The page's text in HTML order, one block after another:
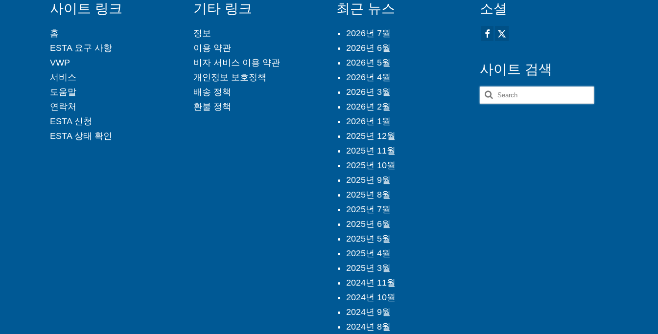
사이트 링크
홈
ESTA 요구 사항
VWP
서비스
도움말
연락처
ESTA 신청
ESTA 상태 확인
기타 링크
정보
이용 약관
비자 서비스 이용 약관
개인정보 보호정책
배송 정책
환불 정책
최근 뉴스
2026년 7월
2026년 6월
2026년 5월
2026년 4월
2026년 3월
2026년 2월
2026년 1월
2025년 12월
2025년 11월
2025년 10월
2025년 9월
2025년 8월
2025년 7월
2025년 6월
2025년 5월
2025년 4월
2025년 3월
2024년 11월
2024년 10월
2024년 9월
2024년 8월
소셜
사이트 검색
Search
for: